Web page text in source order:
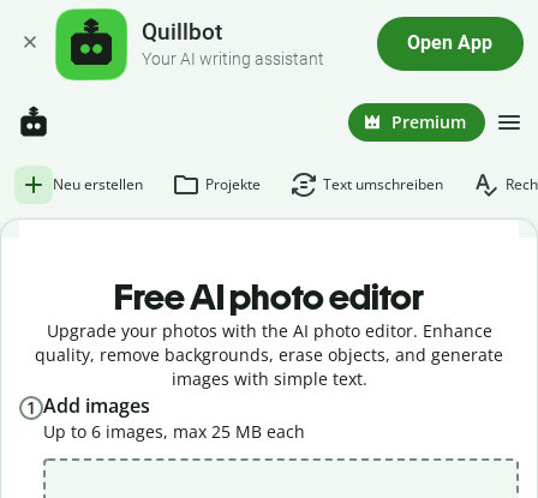
Quillbot
Your AI writing assistant
Open App
Premium
Neu erstellen Projekte Text umschreiben
Free AI photo editor
Upgrade your photos with the AI photo editor. Enhance
quality, remove backgrounds, erase objects, and generate
images with simple text.
1 Add images
Up to 6 images, max 25 MB each